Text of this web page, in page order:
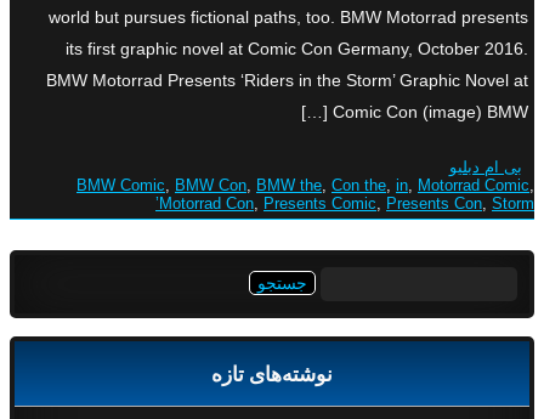
world but pursues fictional paths, too. BMW Motorrad presents
its first graphic novel at Comic Con Germany, October 2016.
BMW Motorrad Presents ‘Riders in the Storm’ Graphic Novel at
Comic Con (image) BMW […]
بی ام دبلیو
BMW Comic, BMW Con, BMW the, Con the, in, Motorrad Comic,
Motorrad Con, Presents Comic, Presents Con, Storm’
نوشته‌های تازه